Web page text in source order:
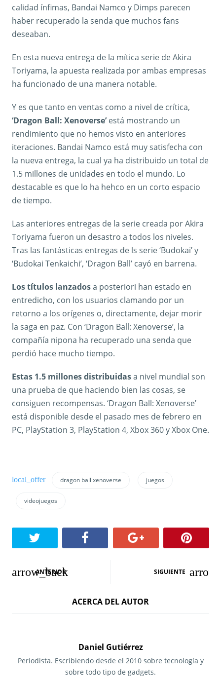
calidad ínfimas, Bandai Namco y Dimps parecen
haber recuperado la senda que muchos fans
deseaban.
En esta nueva entrega de la mítica serie de Akira
Toriyama, la apuesta realizada por ambas empresas
ha funcionado de una manera notable.
Y es que tanto en ventas como a nivel de crítica,
‘Dragon Ball: Xenoverse’está mostrando un
rendimiento que no hemos visto en anteriores
iteraciones. Bandai Namco está muy satisfecha con
la nueva entrega, la cual ya ha distribuido un total de
1.5 millones de unidades en todo el mundo. Lo
destacable es que lo ha hehco en un corto espacio
de tiempo.
Las anteriores entregas de la serie creada por Akira
Toriyama fueron un desastro a todos los niveles.
Tras las fantásticas entregas de ls serie ‘Budokai’ y
‘Budokai Tenkaichi’, ‘Dragon Ball’ cayó en barrena.
Los títulos lanzadosa posteriori han estado en
entredicho, con los usuarios clamando por un
retorno a los orígenes o, directamente, dejar morir
la saga en paz. Con ‘Dragon Ball: Xenoverse’, la
compañía nipona ha recuperado una senda que
perdió hace mucho tiempo.
Estas 1.5 millones distribuidasa nivel mundial son
una prueba de que haciendo bien las cosas, se
consiguen recompensas. ‘Dragon Ball: Xenoverse’
está disponible desde el pasado mes de febrero en
PC, PlayStation 3, PlayStation 4, Xbox 360 y Xbox One.
dragon ball xenoverse juegos
videojuegos
N
a
ANTERIOR SIGUIENTE
ACERCA DEL AUTOR
Daniel Gutiérrez
Periodista. Escribiendo desde el 2010 sobre tecnología y
sobre todo tipo de gadgets.